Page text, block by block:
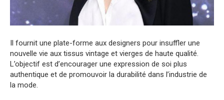
Il fournit une plate-forme aux designers pour insuffler une
nouvelle vie aux tissus vintage et vierges de haute qualité.
L’objectif est d’encourager une expression de soi plus
authentique et de promouvoir la durabilité dans l’industrie de
la mode.